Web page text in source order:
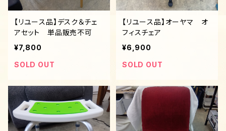
【リユース品】デスク＆チェ
アセット 単品販売不可
¥7,800
SOLD OUT
【リユース品】オーヤマ オ
フィスチェア
¥6,900
SOLD OUT